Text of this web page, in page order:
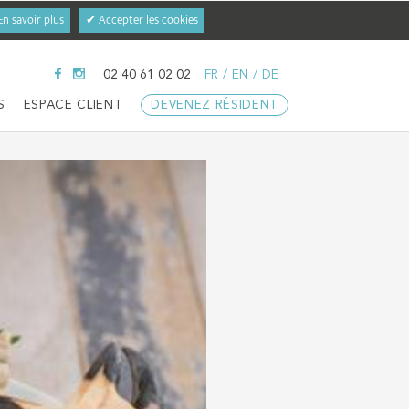
savoir plus ✔ Accepter les cookies
02 40 61 02 02 FR / EN / DE
ESPACE CLIENT DEVENEZ RÉSIDENT